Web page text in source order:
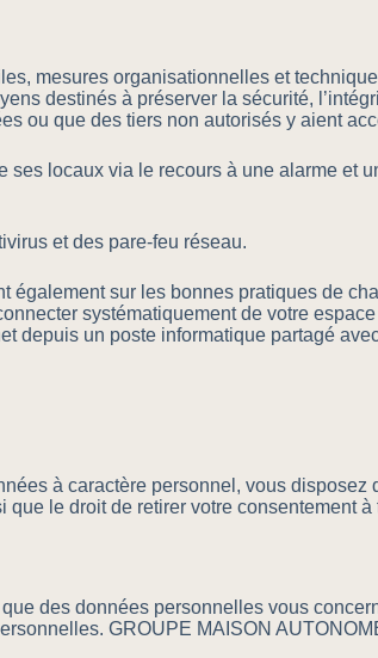
mesures organisationnelles et
destinés à préserver la sécurité,
ou que des tiers non autorisés y aient
locaux via le recours à une alarme et
et des pare-feu réseau.
sur les bonnes pratiques de
systématiquement de votre
depuis un poste informatique partagé
à caractère personnel, vous disposez
le droit de retirer votre consentement à
des données personnelles vous
GROUPE MAISON